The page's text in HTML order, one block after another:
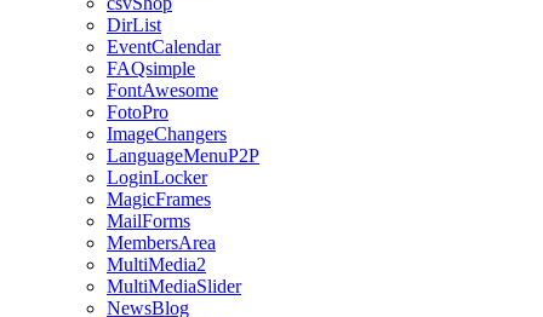
DirList
EventCalendar
FAQsimple
FontAwesome
FotoPro
ImageChangers
LanguageMenuP2P
LoginLocker
MagicFrames
MailForms
MembersArea
MultiMedia2
MultiMediaSlider
NewsBlog